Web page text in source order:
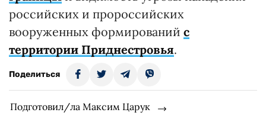
российских и пророссийских
вооруженных формирований с
территории Приднестровья.
Поделиться
Подготовил/ла Максим Царук